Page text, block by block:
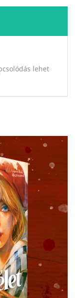
lehet